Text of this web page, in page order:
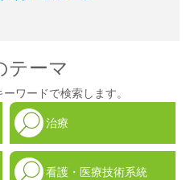
テーマ
ワードで検索します。
治療
看護・医療技術系統